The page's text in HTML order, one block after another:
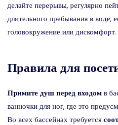
делайте перерывы, регулярно
длительного пребывания в воде,
головокружение или дискомфорт.
Правила для
Примите душ перед входом в
ванночки для ног, где это
Во всех бассейнах требуется